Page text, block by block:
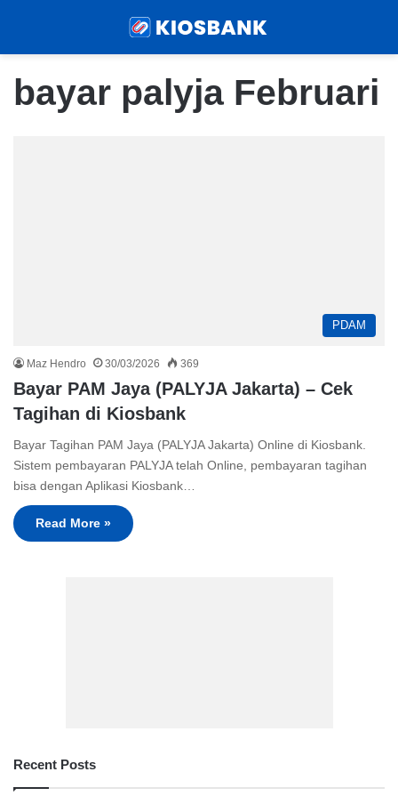
bayar palyja Februari
PDAM
Maz Hendro 30/03/2026 369
Bayar PAM Jaya (PALYJA Jakarta) – Cek
Tagihan di Kiosbank
Bayar Tagihan PAM Jaya (PALYJA Jakarta) Online di Kiosbank.
Sistem pembayaran PALYJA telah Online, pembayaran tagihan
bisa dengan Aplikasi Kiosbank…
Read More »
Recent Posts